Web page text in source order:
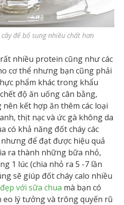
để bổ sung nhiều chất hơn
nhiều protein cũng như các
cơ thể nhưng bạn cũng phải
phẩm khác trong khẩu
độ ăn uống cân bằng,
nên kết hợp ăn thêm các loại
thịt nạc và ức gà không da
có khả năng đốt cháy các
để đạt được hiệu quả
ra thành những bữa nhỏ,
1 lúc (chia nhỏ ra 5 -7 lần
sẽ giúp đốt cháy calo nhiều
với sữa chua mà bạn có
eo lý tưởng và trông quyến rũ